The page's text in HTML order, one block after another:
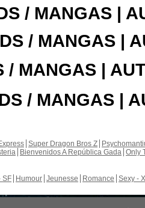
/ MANGAS |
/ MANGAS |
MANGAS |
/ MANGAS |
Super Dragon Bros Z
Bienvenidos A República Gada Only
SF Humour Jeunesse Romance Sexy -